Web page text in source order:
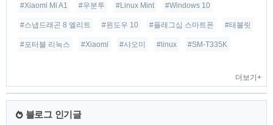
#Xiaomi Mi A1 #우분투 #Linux Mint #Windows 10
#스냅드래곤 8 엘리트 #윈도우 10 #플래그십 스마트폰 #태블릿
#포터블 리눅스 #Xiaomi #샤오미 #linux #SM-T335K
더보기+
블로그 인기글